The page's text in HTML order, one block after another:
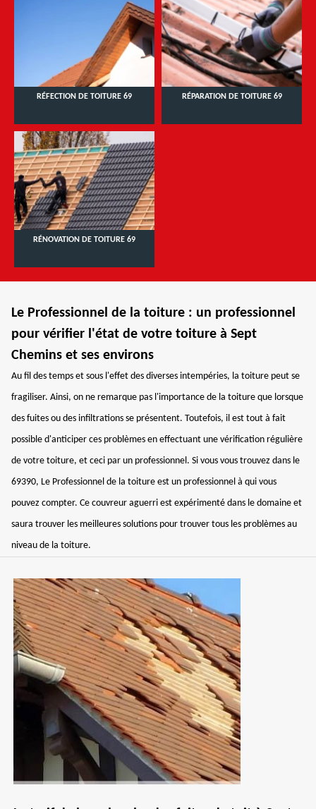
RÉFECTION DE TOITURE 69 RÉPARATION DE TOITURE 69
RÉNOVATION DE TOITURE 69
Le Professionnel de la toiture : un professionnel
pour vérifier l'état de votre toiture à Sept
Chemins et ses environs
Au fil des temps et sous l'effet des diverses intempéries, la toiture peut se
fragiliser. Ainsi, on ne remarque pas l'importance de la toiture que lorsque
des fuites ou des infiltrations se présentent. Toutefois, il est tout à fait
possible d'anticiper ces problèmes en effectuant une vérification régulière
de votre toiture, et ceci par un professionnel. Si vous vous trouvez dans le
69390, Le Professionnel de la toiture est un professionnel à qui vous
pouvez compter. Ce couvreur aguerri est expérimenté dans le domaine et
saura trouver les meilleures solutions pour trouver tous les problèmes au
niveau de la toiture.